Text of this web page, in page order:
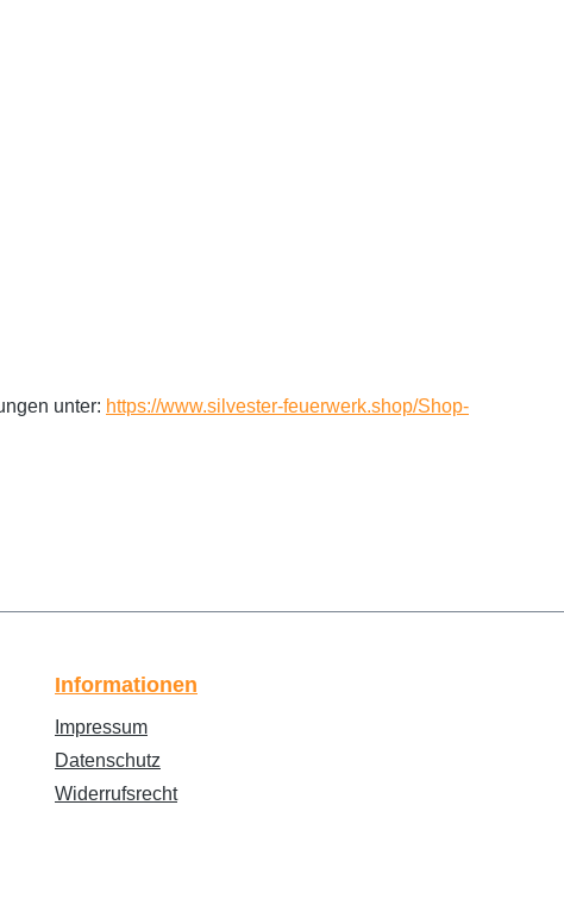
unter: https://www.silvester-feuerwerk.shop/Shop-
Informationen
Impressum
Datenschutz
Widerrufsrecht